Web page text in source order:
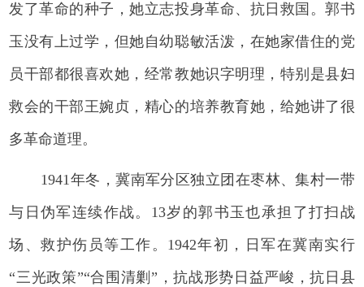
发了革命的种子，她立志投身革命、抗日救国。郭书
玉没有上过学，但她自幼聪敏活泼，在她家借住的党
员干部都很喜欢她，经常教她识字明理，特别是县妇
救会的干部王婉贞，精心的培养教育她，给她讲了很
多革命道理。
1941年冬，冀南军分区独立团在枣林、集村一带
与日伪军连续作战。13岁的郭书玉也承担了打扫战
场、救护伤员等工作。1942年初，日军在冀南实行
“三光政策”“合围清剿”，抗战形势日益严峻，抗日县